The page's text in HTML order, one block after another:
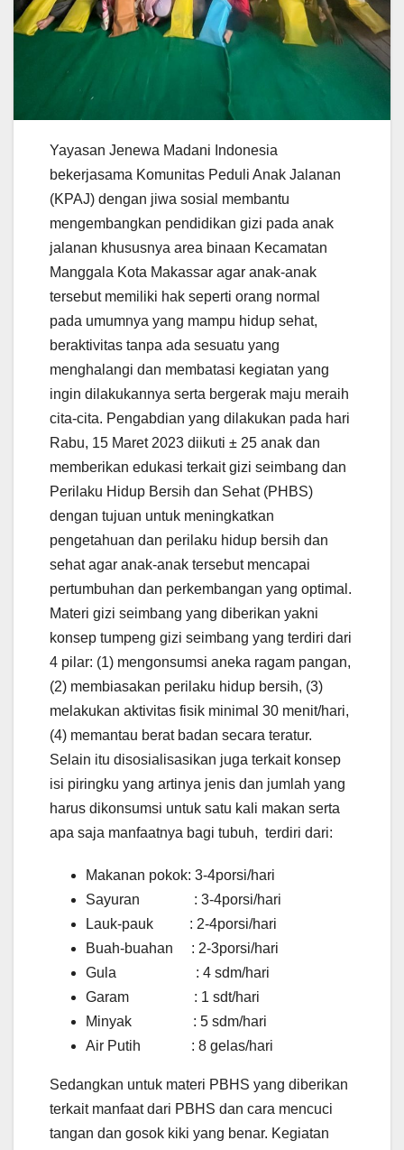
Yayasan Jenewa Madani Indonesia
bekerjasama Komunitas Peduli Anak Jalanan
(KPAJ) dengan jiwa sosial membantu
mengembangkan pendidikan gizi pada anak
jalanan khususnya area binaan Kecamatan
Manggala Kota Makassar agar anak-anak
tersebut memiliki hak seperti orang normal
pada umumnya yang mampu hidup sehat,
beraktivitas tanpa ada sesuatu yang
menghalangi dan membatasi kegiatan yang
ingin dilakukannya serta bergerak maju meraih
cita-cita. Pengabdian yang dilakukan pada hari
Rabu, 15 Maret 2023 diikuti ± 25 anak dan
memberikan edukasi terkait gizi seimbang dan
Perilaku Hidup Bersih dan Sehat (PHBS)
dengan tujuan untuk meningkatkan
pengetahuan dan perilaku hidup bersih dan
sehat agar anak-anak tersebut mencapai
pertumbuhan dan perkembangan yang optimal.
Materi gizi seimbang yang diberikan yakni
konsep tumpeng gizi seimbang yang terdiri dari
4 pilar: (1) mengonsumsi aneka ragam pangan,
(2) membiasakan perilaku hidup bersih, (3)
melakukan aktivitas fisik minimal 30 menit/hari,
(4) memantau berat badan secara teratur.
Selain itu disosialisasikan juga terkait konsep
isi piringku yang artinya jenis dan jumlah yang
harus dikonsumsi untuk satu kali makan serta
apa saja manfaatnya bagi tubuh, terdiri dari:
Makanan pokok: 3-4porsi/hari
Sayuran : 3-4porsi/hari
Lauk-pauk : 2-4porsi/hari
Buah-buahan : 2-3porsi/hari
Gula : 4 sdm/hari
Garam : 1 sdt/hari
Minyak : 5 sdm/hari
Air Putih : 8 gelas/hari
Sedangkan untuk materi PBHS yang diberikan
terkait manfaat dari PBHS dan cara mencuci
tangan dan gosok kiki yang benar. Kegiatan